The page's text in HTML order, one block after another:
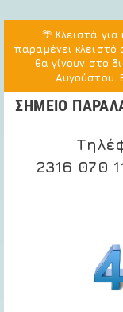
🌴 Κλειστά για
παραμένει
θα γίνουν στο
Αυγούστου.
ΣΗΜΕΙΟ
2316 070